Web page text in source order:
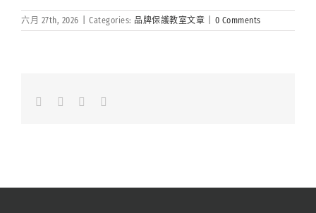
六月 27th, 2026 Categories: 品牌保護教室文章 0 Comments
FacebookLinkedInWhatsapp